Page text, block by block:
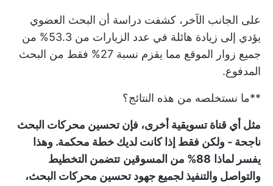
على الجانب الآخر، كشفت دراسة أن البحث العضوي
يؤدي إلى زيادة هائلة في عدد الزيارات من
53.3% من
جميع زوار الموقع
مما يقزم نسبة 27% فقط من البحث
المدفوع.
**ما نستخلصه من هذه النتائج؟
مثل أي قناة تسويقية أخرى، فإن تحسين محركات البحث
ناجحة - ولكن فقط إذا كانت لديك خطة محكمة. وهذا
يفسر لماذا 88% من المسوقين
تتضمن التخطيط
والتواصل والتنفيذ لجميع جهود تحسين محركات البحث،